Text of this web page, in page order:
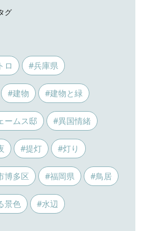
グ
ロ #兵庫県
#建物 #建物と緑
ームス邸 #異国情緒
#提灯 #灯り
博多区 #福岡県 #鳥居
景色 #水辺